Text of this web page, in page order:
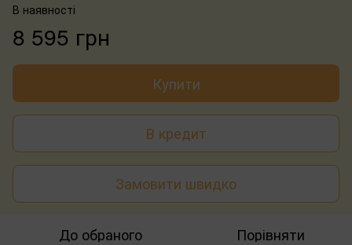
В наявності
8 595 грн
Купити
В кредит
Замовити швидко
До обраного Порівняти